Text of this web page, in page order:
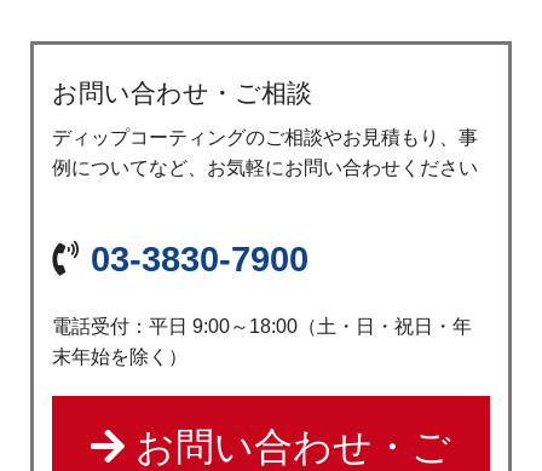
お問い合わせ・ご相談
ディップコーティングのご相談やお見積もり、事
例についてなど、お気軽にお問い合わせください
03-3830-7900
電話受付：平日 9:00～18:00（土・日・祝日・年
末年始を除く）
お問い合わせ・ご